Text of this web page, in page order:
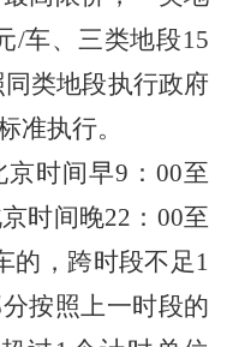
/车、三类地段15
类地段执行政府
准执行。
京时间早9 ： 00至
时间晚22 ： 00至
的，跨时段不足 1
按照上一时段的